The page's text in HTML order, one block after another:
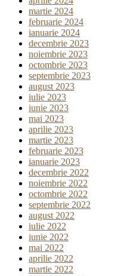
martie 2024
februarie 2024
ianuarie 2024
decembrie 2023
noiembrie 2023
octombrie 2023
septembrie 2023
august 2023
iulie 2023
iunie 2023
mai 2023
aprilie 2023
martie 2023
februarie 2023
ianuarie 2023
decembrie 2022
noiembrie 2022
octombrie 2022
septembrie 2022
august 2022
iulie 2022
iunie 2022
mai 2022
aprilie 2022
martie 2022